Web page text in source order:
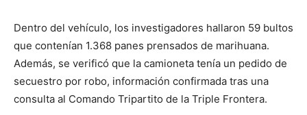
Dentro del vehículo, los investigadores hallaron 59 bultos
que contenían 1.368 panes prensados de marihuana.
Además, se verificó que la camioneta tenía un pedido de
secuestro por robo, información confirmada tras una
consulta al Comando Tripartito de la Triple Frontera.